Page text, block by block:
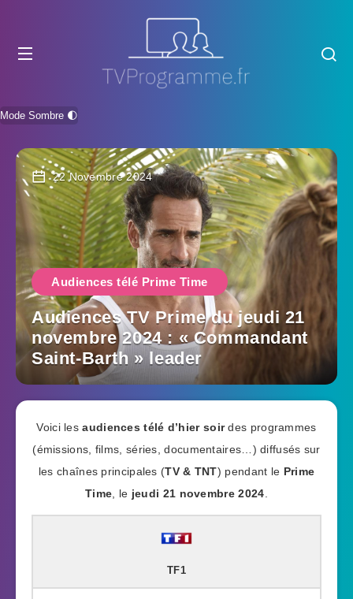
Mode Sombre 🌓
22 Novembre 2024
Audiences télé Prime Time
Audiences TV Prime du jeudi 21
novembre 2024 : « Commandant
Saint-Barth » leader
Voici lesaudiences télé d’hier soirdes programmes
(émissions, films, séries, documentaires…) diffusés sur
les chaînes principales (TV & TNT) pendant le Prime
Time , le jeudi 21 novembre 2024
TF1